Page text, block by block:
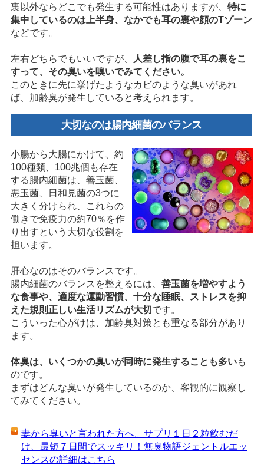
裏以外ならどこでも発生する可能性はありますが、 特に
集中しているのは上半身、なかでも耳の裏や顔のTゾーン
などです。
左右どちらでもいいですが、
人差し指の腹で耳の裏をこ
すって、その臭いを嗅いでみてください。
このときに先に挙げたようなカビのような臭いがあれ
ば、加齢臭が発生していると考えられます。
大切なのは腸内細菌のバランス
小腸から大腸にかけて、約
100種類、100兆個も存在
する腸内細菌は、善玉菌、
悪玉菌、日和見菌の3つに
大きく分けられ、これらの
働きで免疫力の約70％を作
り出すという大切な役割を
担います。
肝心なのはそのバランスです。
腸内細菌のバランスを整えるには、 善玉菌を増やすよう
な食事や、適度な運動習慣、十分な睡眠、ストレスを抑
えた規則正しい生活リズムが大切 です。
こういった心がけは、加齢臭対策とも重なる部分があり
ます。
体臭は、いくつかの臭いが同時に発生することも多いも
のです。
まずはどんな臭いが発生しているのか、客観的に観察し
てみてください。
妻から臭いと言われた方へ。サプリ１日２粒飲むだ
け、最短７日間でスッキリ！無臭物語ジェントルエッ
センスの詳細はこちら